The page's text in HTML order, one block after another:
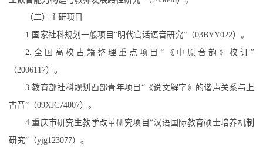
（二）主研项目
1. 国家社科规划一般项目“明代官话语音研究”（03BYY022）。
2. 全国高校古籍整理重点项目“《中原音韵》校订”
（2006117）。
3.教育部社科规划西部青年项目“《说文解字》的谐声关系与上
古音”（09XJC74007）。
4.重庆市研究生教学改革研究项目“汉语国际教育硕士培养机制
研究”（yjg123077）。